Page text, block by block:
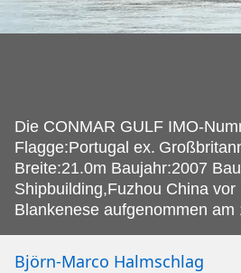
Die CONMAR GULF IMO-
Flagge:Portugal ex.
Breite:21.0m Baujahr:2007
Shipbuilding,Fuzhou China vor
Blankenese aufgenommen am
Björn-Marco Halmschlag